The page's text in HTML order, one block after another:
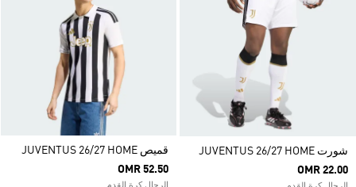
شورت JUVENTUS 26/27 HOME
OMR 22.00
قميص JUVENTUS 26/27 HOME
OMR 52.50